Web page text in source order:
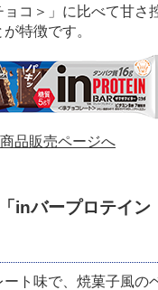
ョコ＞」に比べて甘さ
特徴です。
商品販売ページへ
inバープロテイ
ト味で、焼菓子風の